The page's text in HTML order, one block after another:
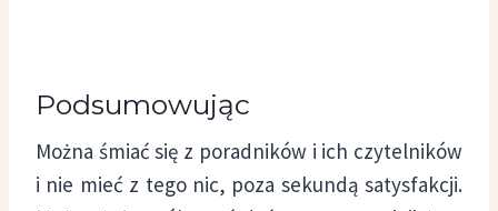
Podsumowując
Można śmiać się z poradników i ich czytelników
i nie mieć z tego nic, poza sekundą satysfakcji.